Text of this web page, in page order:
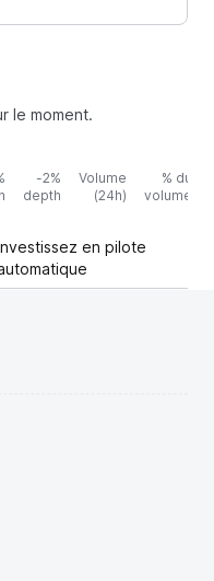
le moment.
-2%
depth
Volume
(24h)
% du
volume
en pilote